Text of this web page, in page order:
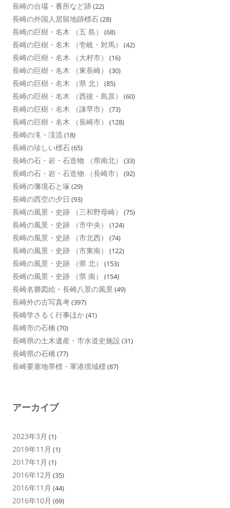
長崎の台場・番所など跡(22)
長崎の外国人居留地跡標石(28)
長崎の巨樹・名木 （五 島） (68)
長崎の巨樹・名木 （壱岐・対馬） (42)
長崎の巨樹・名木 （大村市） (16)
長崎の巨樹・名木 （東長崎） (30)
長崎の巨樹・名木 （県 北） (85)
長崎の巨樹・名木 （西彼・島原） (60)
長崎の巨樹・名木 （諌早市） (73)
長崎の巨樹・名木 （長崎市） (128)
長崎の滝・渓流(18)
長崎の珍しい標石(65)
長崎の石・岩・石造物 （県南北） (33)
長崎の石・岩・石造物 （長崎市） (92)
長崎の藩境石と塚 (29)
長崎の西空の夕日 (93)
長崎の風景・史跡 （三和野母崎） (75)
長崎の風景・史跡 （市中央） (124)
長崎の風景・史跡 （市北西） (74)
長崎の風景・史跡 （市東南） (122)
長崎の風景・史跡 （県 北） (153)
長崎の風景・史跡 （県 南） (154)
長崎名勝図絵・長崎八景の風景 (49)
長崎外の古写真考(397)
長崎学さるく行事ほか(41)
長崎市の石橋 (70)
長崎県の土木遺産・市水道史施設 (31)
長崎県の石橋 (77)
長崎要塞地帯標・軍港境域標(87)
アーカイブ
2023年3月 (1)
2019年11月 (1)
2017年1月 (1)
2016年12月 (35)
2016年11月 (44)
2016年10月 (69)